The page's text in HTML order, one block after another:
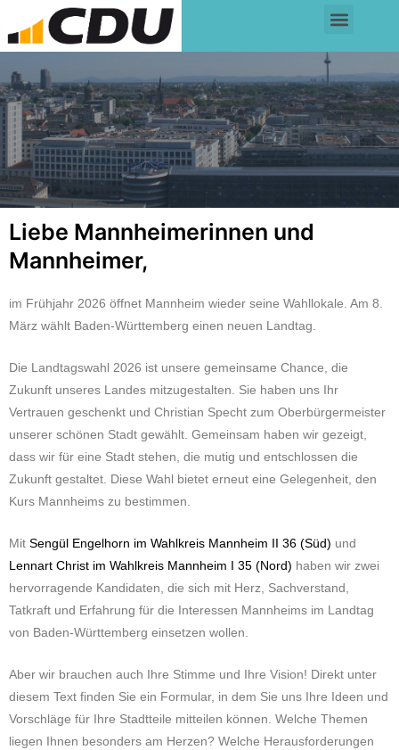
Liebe Mannheimerinnen und
Mannheimer,
im Frühjahr 2026 öffnet Mannheim wieder seine Wahllokale. Am 8.
März wählt Baden-Württemberg einen neuen Landtag.
Die Landtagswahl 2026 ist unsere gemeinsame Chance, die
Zukunft unseres Landes mitzugestalten. Sie haben uns Ihr
Vertrauen geschenkt und Christian Specht zum Oberbürgermeister
unserer schönen Stadt gewählt. Gemeinsam haben wir gezeigt,
dass wir für eine Stadt stehen, die mutig und entschlossen die
Zukunft gestaltet. Diese Wahl bietet erneut eine Gelegenheit, den
Kurs Mannheims zu bestimmen.
Mit Sengül Engelhorn im Wahlkreis Mannheim II 36 (Süd) und
Lennart Christ im Wahlkreis Mannheim I 35 (Nord) haben wir zwei
hervorragende Kandidaten, die sich mit Herz, Sachverstand,
Tatkraft und Erfahrung für die Interessen Mannheims im Landtag
von Baden-Württemberg einsetzen wollen.
Aber wir brauchen auch Ihre Stimme und Ihre Vision! Direkt unter
diesem Text finden Sie ein Formular, in dem Sie uns Ihre Ideen und
Vorschläge für Ihre Stadtteile mitteilen können. Welche Themen
liegen Ihnen besonders am Herzen? Welche Herausforderungen